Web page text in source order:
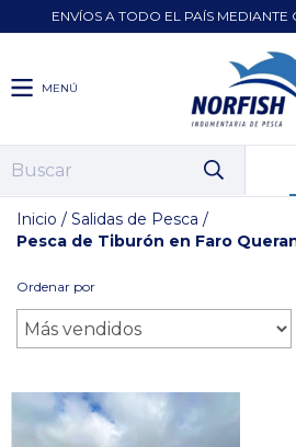
ENVÍOS A TODO EL PAÍS MEDIANTE
MENÚ
Inicio / Salidas de Pesca /
Pesca de Tiburón en Faro
Ordenar por